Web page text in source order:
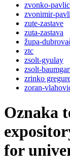
zvonko-pavlic
zvonimir-
zute-zastave
zuta-zastava
župa-
ztc
zsolt-gyulay
zsolt-
zrinko
zoran-
Oznaka
for